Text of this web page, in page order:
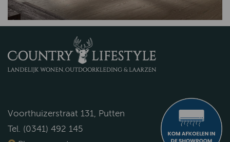
Voorthuizerstraat 131, Putten
Tel. (0341) 492 145